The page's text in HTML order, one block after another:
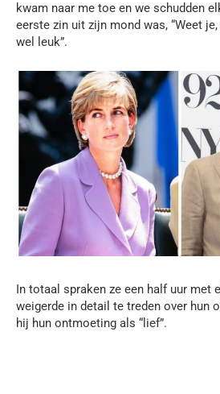
kwam naar me toe en we schudden
eerste zin uit zijn mond was, “Weet
wel leuk”.
In totaal spraken ze een half uur met
weigerde in detail te treden over hun
hij hun ontmoeting als “lief”.